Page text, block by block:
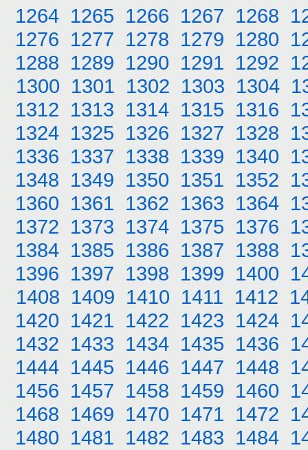
1264 1265 1266 1267 1268
1276 1277 1278 1279 1280
1288 1289 1290 1291 1292
1300 1301 1302 1303 1304
1312 1313 1314 1315 1316
1324 1325 1326 1327 1328
1336 1337 1338 1339 1340
1348 1349 1350 1351 1352
1360 1361 1362 1363 1364
1372 1373 1374 1375 1376
1384 1385 1386 1387 1388
1396 1397 1398 1399 1400
1408 1409 1410 1411 1412
1420 1421 1422 1423 1424
1432 1433 1434 1435 1436
1444 1445 1446 1447 1448
1456 1457 1458 1459 1460
1468 1469 1470 1471 1472
1480 1481 1482 1483 1484